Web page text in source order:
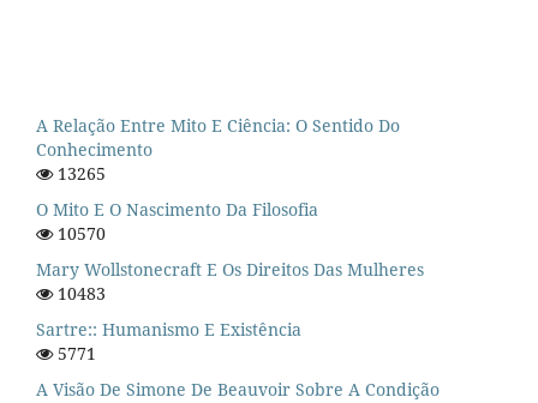
A Relação Entre Mito E Ciência: O Sentido Do
Conhecimento
13265
O Mito E O Nascimento Da Filosofia
10570
Mary Wollstonecraft E Os Direitos Das Mulheres
10483
Sartre:: Humanismo E Existência
5771
A Visão De Simone De Beauvoir Sobre A Condição